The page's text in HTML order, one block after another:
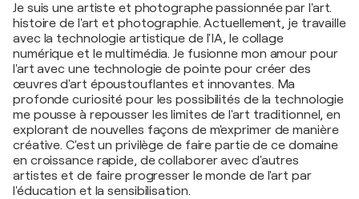
Je suis une artiste et photographe passionnée par l'art.
histoire de l'art et photographie. Actuellement, je travaille
avec la technologie artistique de l'IA, le collage
numérique et le multimédia. Je fusionne mon amour pour
l'art avec une technologie de pointe pour créer des
œuvres d'art époustouflantes et innovantes. Ma
profonde curiosité pour les possibilités de la technologie
me pousse à repousser les limites de l'art traditionnel, en
explorant de nouvelles façons de m'exprimer de manière
créative. C'est un privilège de faire partie de ce domaine
en croissance rapide, de collaborer avec d'autres
artistes et de faire progresser le monde de l'art par
l'éducation et la sensibilisation.